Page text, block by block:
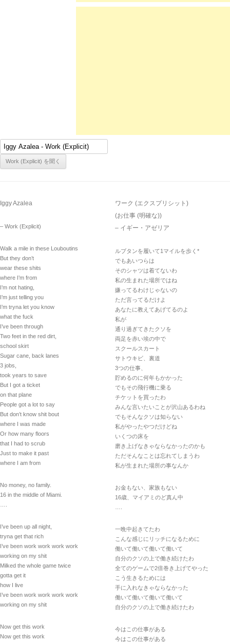
Iggy Azalea
– Work (Explicit)
Walk a mile in these Louboutins
But they don’t
wear these shits
where I’m from
I’m not hating,
I’m just telling you
I’m tryna let you know
what the fuck
I’ve been through
Two feet in the red dirt,
school skirt
Sugar cane, back lanes
3 jobs,
took years to save
But I got a ticket
on that plane
People got a lot to say
But don’t know shit bout
where I was made
Or how many floors
that I had to scrub
Just to make it past
where I am from
No money, no family.
16 in the middle of Miami.
I’ve been up all night,
tryna get that rich
I’ve been work work work work
working on my shit
Milked the whole game twice
gotta get it
how I live
I’ve been work work work work
working on my shit
Now get this work
Now get this work
ワーク (エクスプリシット)
(お仕事 (明確な))
– イギー・アゼリア
ルブタンを履いて1マイルを歩く*
でもあいつらは
そのシャツは着てないわ
私の生まれた場所ではね
嫌ってるわけじゃないの
ただ言ってるだけよ
あなたに教えてあげてるのよ
私が
通り過ぎてきたクソを
両足を赤い埃の中で
スクールスカート
サトウキビ、裏道
3つの仕事、
貯めるのに何年もかかった
でもその飛行機に乗る
チケットを買ったわ
みんな言いたいことが沢山あるわね
でもそんなクソは知らない
私がやったやつだけどね
いくつの床を
磨き上げなきゃならなかったのかも
ただそんなことは忘れてしまうわ
私が生まれた場所の事なんか
お金もない、家族もない
16歳、マイアミのど真ん中
一晩中起きてたわ
こんな感じにリッチになるために
働いて働いて働いて働いて
自分のクソの上で働き続けたわ
全てのゲームで2倍巻き上げてやった
こう生きるためには
手に入れなきゃならなかった
働いて働いて働いて働いて
自分のクソの上で働き続けたわ
今はこの仕事がある
今はこの仕事がある